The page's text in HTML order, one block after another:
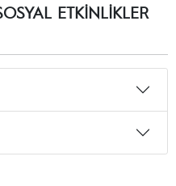
ETKİNLİKLER